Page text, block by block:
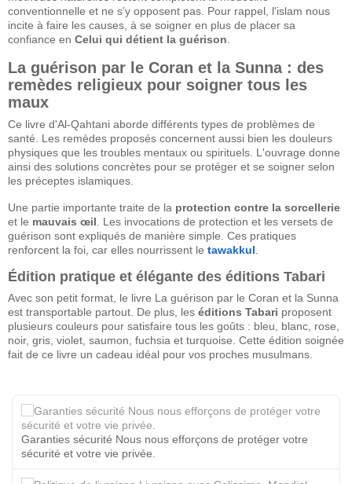
conventionnelle et ne s’y opposent pas. Pour rappel, l'islam nous
incite à faire les causes, à se soigner en plus de placer sa
confiance en Celui qui détient la guérison
La guérison par le Coran et la Sunna : des
remèdes religieux pour soigner tous les
maux
Ce livre d'Al-Qahtani aborde différents types de problèmes de
santé. Les remèdes proposés concernent aussi bien les douleurs
physiques que les troubles mentaux ou spirituels. L'ouvrage donne
ainsi des solutions concrètes pour se protéger et se soigner selon
les préceptes islamiques.
Une partie importante traite de la protection contre la sorcellerie
et le mauvais œil . Les invocations de protection et les versets de
guérison sont expliqués de manière simple. Ces pratiques
renforcent la foi, car elles nourrissent le tawakkul
Édition pratique et élégante des éditions Tabari
Avec son petit format, le livre La guérison par le Coran et la Sunna
est transportable partout. De plus, les éditions Tabari proposent
plusieurs couleurs pour satisfaire tous les goûts : bleu, blanc, rose,
noir, gris, violet, saumon, fuchsia et turquoise. Cette édition soignée
fait de ce livre un cadeau idéal pour vos proches musulmans.
Garanties sécurité Nous nous efforçons de protéger votre
sécurité et votre vie privée.